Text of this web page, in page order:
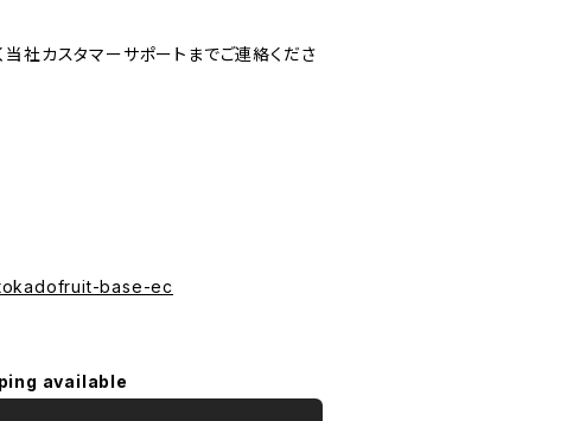
当社カスタマーサポートまでご連絡くださ
base-ec
available